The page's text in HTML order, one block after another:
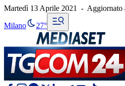
Martedì 13 Aprile 2021 - Aggiornato
Milano 27°